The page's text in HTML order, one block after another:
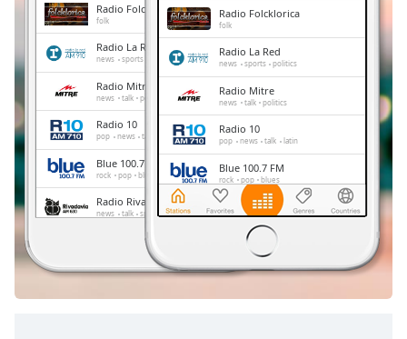
Playback
Chapters
Descriptions
descriptions
off,
Subtitles
subtitles
Radio Folcklorica
folk
Radio La Red
news sports politics
Radio Mitre
news talk politics
Radio 10
pop news talk latin
Blue 100.7 FM
rock pop blues
Radio Rivadavia AM630
news talk sports
entertainment
Radio Folcklorica
folk
Radio La Red
news sports politics
Radio Mitre
news talk politics
Radio 10
pop news talk latin
Blue 100.7 FM
rock pop blues
Radio Rivadavia AM630
news talk sports
Los 40
entertainment